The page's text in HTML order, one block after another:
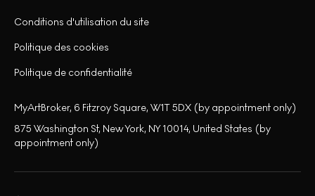
Politique de confidentialité
Politique des cookies
Conditions d'utilisation du site
MyArtBroker, 6 Fitzroy Square, W1T 5DX (by appointment only)
875 Washington St, New York, NY 10014, United States (by
appointment only)